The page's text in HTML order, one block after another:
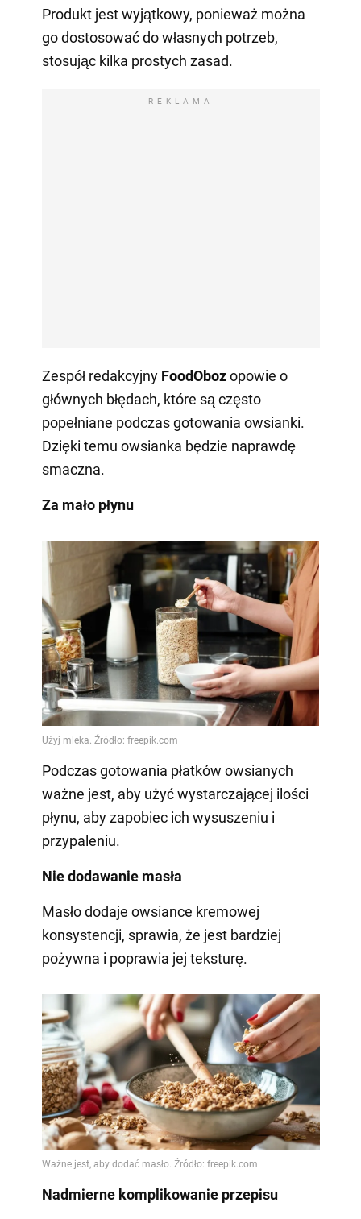
Produkt jest wyjątkowy, ponieważ można
go dostosować do własnych potrzeb,
stosując kilka prostych zasad.
REKLAMA
Zespół redakcyjny FoodObozopowie o
głównych błędach, które są często
popełniane podczas gotowania owsianki.
Dzięki temu owsianka będzie naprawdę
smaczna.
Za mało płynu
Podczas gotowania płatków owsianych
ważne jest, aby użyć wystarczającej ilości
płynu, aby zapobiec ich wysuszeniu i
przypaleniu.
Nie dodawanie masła
Masło dodaje owsiance kremowej
konsystencji, sprawia, że jest bardziej
pożywna i poprawia jej teksturę.
Nadmierne komplikowanie przepisu